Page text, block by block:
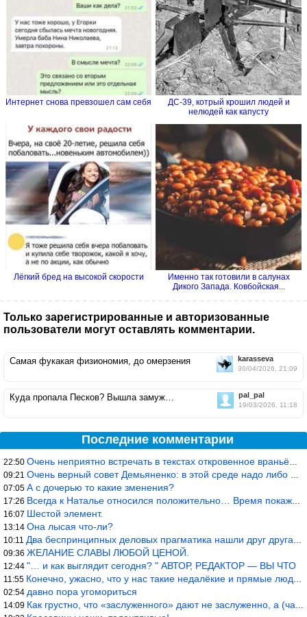
Интернет снова превзошел сам себя
ДС-39, котрый крошил людей и
нелюдей как капусту
Лёгкий бред на высокой скорости
Именно так готовили в салунах
Дикого Запада. Ковбойская...
Только зарегистрированные и авторизованные
пользователи могут оставлять комментарии.
karasseva
30/04/2026, 21:09
Самая фукакая физиономия, до омерзения
pal_pal
19/03/2026, 11:18
Куда пропала Песков? Вышла замуж…
Последние комментарии
22:50 Очень неприятно встречать в текстах откровенное враньё… Конкретн
09:21 Очень верный совет Демьяненко: в этой среде надо либо иметь зубы
07:05 А с дочерью то какие зменения?
17:26 Всегда к Наталье относился положительно… Время покажет, что буде
16:07 Шестой элемент.
13:14 Она лысая что-ли?
10:11 Два беспринципных деловых прагматика нашли друг друга и «остепен
09:36 ЖЕЛАНИЕ СЛАВЫ ЛЮБОЙ ЦЕНОЙ.
12:44 "… и как выглядит сегодня? " АВТОР, РЕДАКТОР — ВЫ ЧТО
11:55 Конечно, ужасно, что у нас такие недалёкие и прямые люди… Как мо
02:54 давно пора угомориться
14:09 Как грустно, что «заслуженного» дают не заслуженно, а (чаще) по-